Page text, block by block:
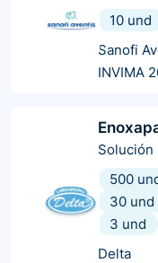
10 und
Sanofi
INVIMA
Solución
500
30 und
3 und
Delta